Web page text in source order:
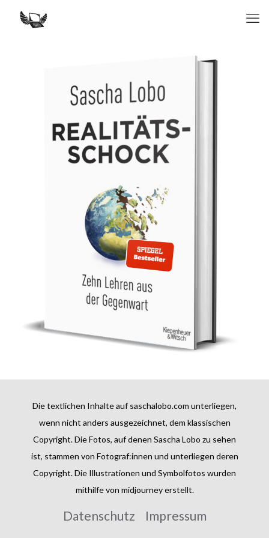
Die textlichen Inhalte auf saschalobo.com unterliegen,
wenn nicht anders ausgezeichnet, dem klassischen
Copyright. Die Fotos, auf denen Sascha Lobo zu sehen
ist, stammen von Fotograf:innen und unterliegen deren
Copyright. Die Illustrationen und Symbolfotos wurden
mithilfe von midjourney erstellt.
Datenschutz Impressum